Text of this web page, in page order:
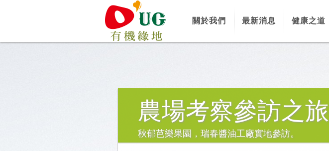
關於我們 最新消息 健康之道
農場考察參訪之旅
秋郁芭樂果園，瑞春醬油工廠實地參訪。